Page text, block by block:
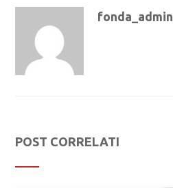
fonda_admin
POST CORRELATI